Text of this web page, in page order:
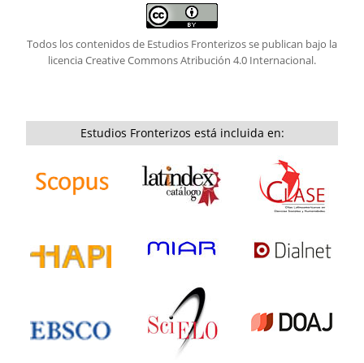
Todos los contenidos de Estudios Fronterizos se publican bajo la
licenciaCreative Commons Atribución 4.0 Internacional.
Estudios Fronterizos está incluida en: